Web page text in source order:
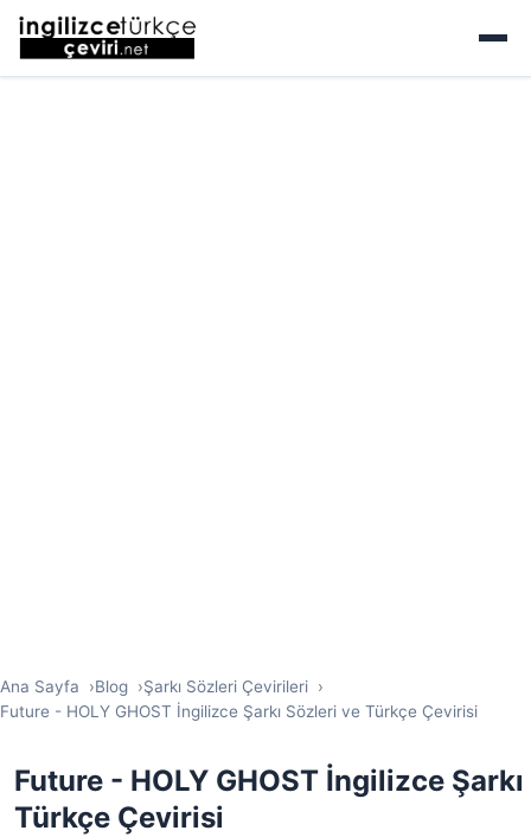
Ana Sayfa Blog
Şarkı Sözleri Çevirileri
Future - HOLY GHOST İngilizce Şarkı Sözleri ve Türkçe Çevirisi
Future - HOLY GHOST İngilizce
Türkçe Çevirisi